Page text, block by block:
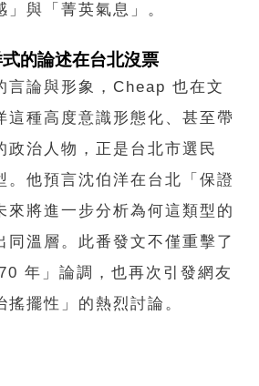
與「菁英氣息」。
的論述在台北沒票
言論與形象，Cheap 也在文
這種高度意識形態化、甚至帶
政治人物，正是台北市選民
。他預言沈伯洋在台北「保證
來將進一步分析為何這類型的
同溫層。此番發文不僅重擊了
年」論調，也再次引發網友
擺性」的熱烈討論。